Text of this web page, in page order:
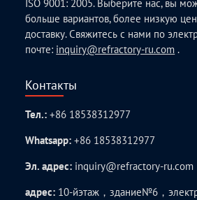
ISO 9001: 2005. Выберите нас, вы
больше вариантов, более низкую
доставку. Свяжитесь с нами по
почте: inquiry@refractory-ru.com .
Контакты
Тел.:+86 18538312977
Whatsapp:+86 18538312977
Эл. адрес: inquiry@refractory-ru.com
адрес: 10-йэтаж，здание№6，